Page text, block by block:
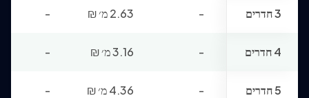
3 חדרים - 2.63 מ׳ ₪
-
4 חדרים - 3.16 מ׳ ₪
-
5 חדרים - 4.36 מ׳ ₪
-